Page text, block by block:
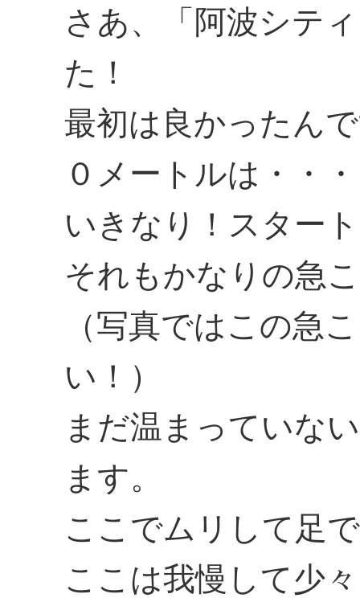
さあ、「阿波シテ
た！
最初は良かったん
０メートルは・・
いきなり！スター
それもかなりの急
（写真ではこの急
い！）
まだ温まっていな
ます。
ここでムリして足
ここは我慢して少